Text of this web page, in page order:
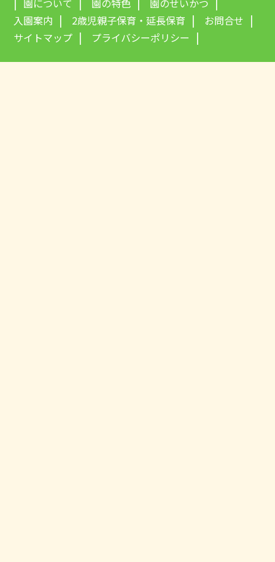
園について 園の特色
園のせいかつ
入園案内
2歳児親子保育・延長保育
お問合せ
サイトマップ
プライバシーポリシー